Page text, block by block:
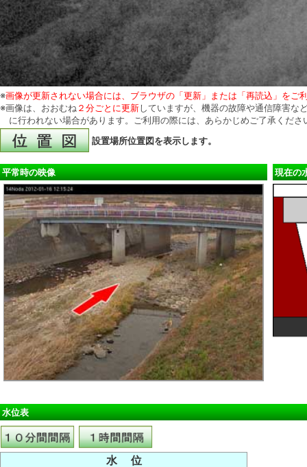
※画像が更新されない場合には、ブラウザの「更新」または「再読込」をご
※画像は、おおむね ２分ごとに更新していますが、機器の故障や通信障害な
に行われない場合があります。ご利用の際には、あらかじめご了承くださ
設置場所位置図を表示します。
平常時の映像 現在の
水位表
水 位